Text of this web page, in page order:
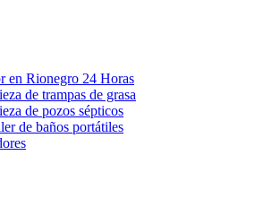
en Rionegro 24 Horas
de trampas de grasa
de pozos sépticos
de baños portátiles